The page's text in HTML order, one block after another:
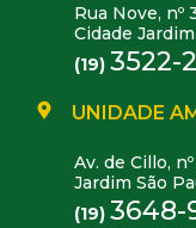
Rua Nove, nº
Cidade
(19) 3522-
UNIDADE
Av. de Cillo,
Jardim São
(19) 3648-